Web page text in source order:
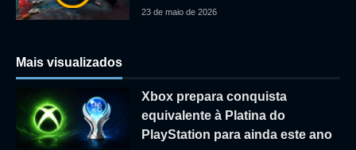
23 de maio de 2026
Mais visualizados
Xbox prepara conquista
equivalente à Platina do
PlayStation para ainda este ano